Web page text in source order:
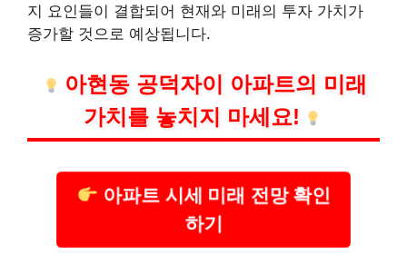
지 요인들이 결합되어 현재와 미래의 투자 가치가
증가할 것으로 예상됩니다.
아현동 공덕자이 아파트의 미래
가치를 놓치지 마세요!
아파트 시세 미래 전망 확인
하기